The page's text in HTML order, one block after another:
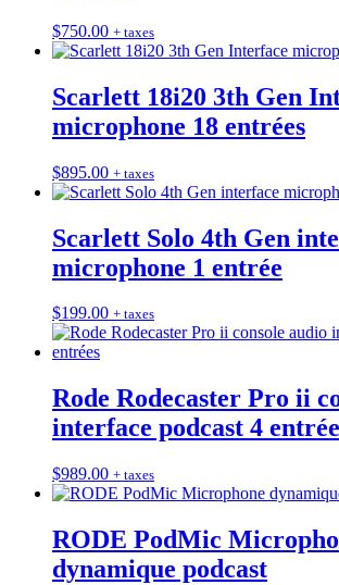
$750.00 + taxes
Scarlett 18i20 3th Gen
microphone 18 entrées
$895.00 + taxes
Scarlett Solo 4th Gen
microphone 1 entrée
$199.00 + taxes
Rode Rodecaster Pro ii
interface podcast 4
$989.00 + taxes
RODE PodMic
dynamique podcast